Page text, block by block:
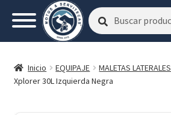
Buscar
por:
Buscar
Inicio EQUIPAJE MALETAS LATERALES
Xplorer 30L Izquierda Negra